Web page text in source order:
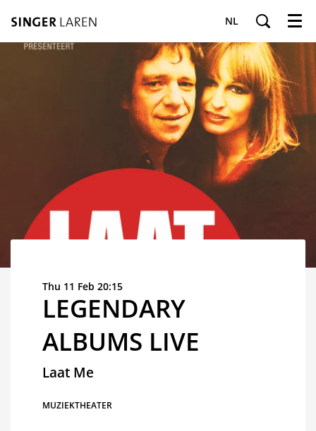
NL Menu
LEGENDARY
ALBUMS LIVE
Laat Me
Thu 11 Feb 20:15
MUZIEKTHEATER